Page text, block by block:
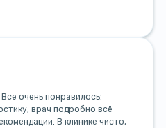
очень понравилось:
врач подробно всё
В клинике чисто,